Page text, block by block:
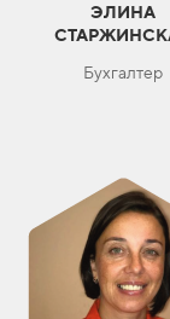
ЭЛИНА
Бухгалтер